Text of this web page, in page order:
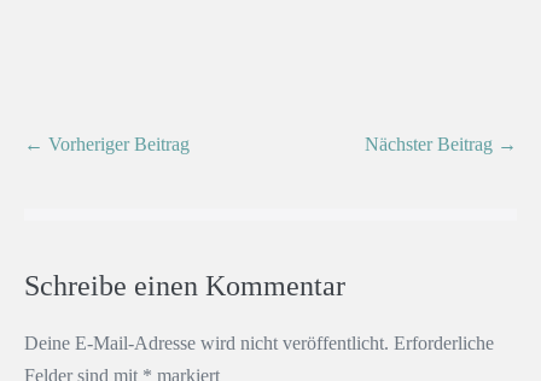
← Vorheriger Beitrag Nächster Beitrag →
Schreibe einen Kommentar
Deine E-Mail-Adresse wird nicht veröffentlicht. Erforderliche
Felder sind mit * markiert